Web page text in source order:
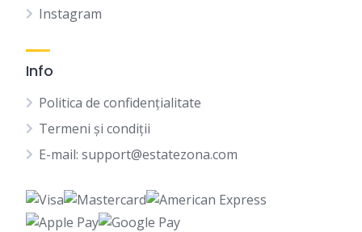
Instagram
Info
Politica de confidențialitate
Termeni și condiții
E-mail: support@estatezona.com